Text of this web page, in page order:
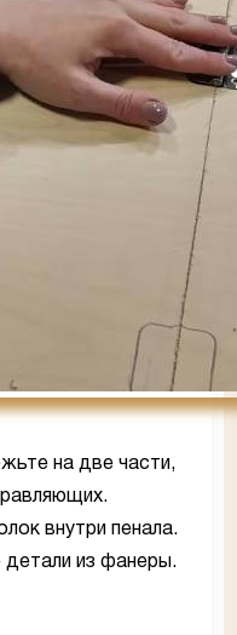
на две части,
внутри пенала.
детали из фанеры.